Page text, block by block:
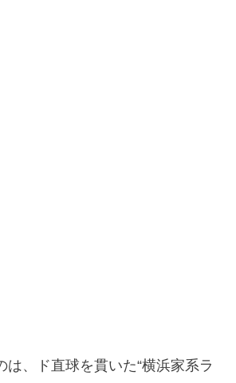
は、ド直球を貫いた“横浜家系ラ